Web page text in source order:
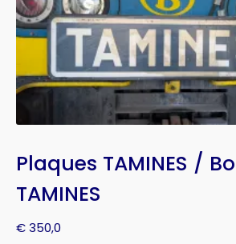
Plaques TAMINES /
TAMINES
€350,0